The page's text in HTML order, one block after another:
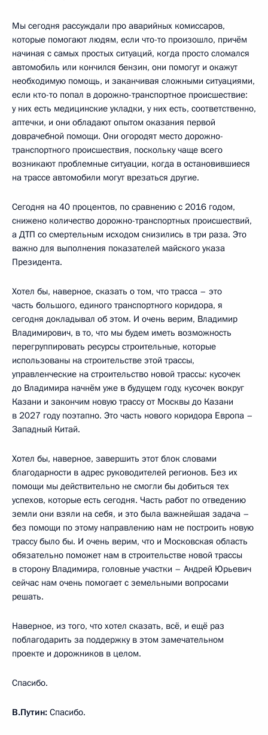
Мы сегодня рассуждали про аварийных комиссаров,
которые помогают людям, если что-то произошло, причём
начиная с самых простых ситуаций, когда просто сломался
автомобиль или кончился бензин, они помогут и окажут
необходимую помощь, и заканчивая сложными ситуациями,
если кто-то попал в дорожно-транспортное происшествие:
у них есть медицинские укладки, у них есть, соответственно,
аптечки, и они обладают опытом оказания первой
доврачебной помощи. Они огородят место дорожно-
транспортного происшествия, поскольку чаще всего
возникают проблемные ситуации, когда в остановившиеся
на трассе автомобили могут врезаться другие.
Сегодня на 40 процентов, по сравнению с 2016 годом,
снижено количество дорожно-транспортных происшествий,
а ДТП со смертельным исходом снизились в три раза. Это
важно для выполнения показателей майского указа
Президента.
Хотел бы, наверное, сказать о том, что трасса – это
часть большого, единого транспортного коридора, я
сегодня докладывал об этом. И очень верим, Владимир
Владимирович, в то, что мы будем иметь возможность
перегруппировать ресурсы строительные, которые
использованы на строительстве этой трассы,
управленческие на строительство новой трассы: кусочек
до Владимира начнём уже в будущем году, кусочек вокруг
Казани и закончим новую трассу от Москвы до Казани
в 2027 году поэтапно. Это часть нового коридора Европа –
Западный Китай.
Хотел бы, наверное, завершить этот блок словами
благодарности в адрес руководителей регионов. Без их
помощи мы действительно не смогли бы добиться тех
успехов, которые есть сегодня. Часть работ по отведению
земли они взяли на себя, и это была важнейшая задача –
без помощи по этому направлению нам не построить новую
трассу было бы. И очень верим, что и Московская область
обязательно поможет нам в строительстве новой трассы
в сторону Владимира, головные участки – Андрей Юрьевич
сейчас нам очень помогает с земельными вопросами
решать.
Наверное, из того, что хотел сказать, всё, и ещё раз
поблагодарить за поддержку в этом замечательном
проекте и дорожников в целом.
Спасибо.
В.Путин: Спасибо.